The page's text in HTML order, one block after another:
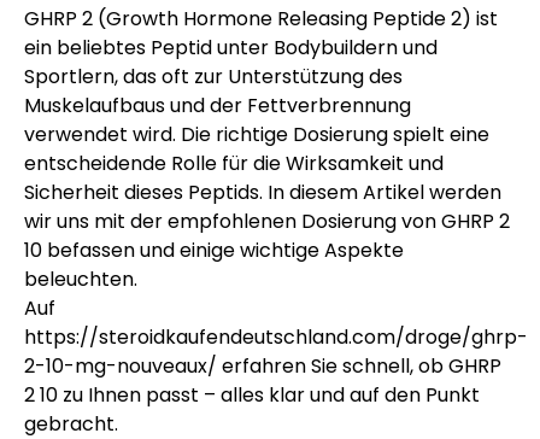
GHRP 2 (Growth Hormone Releasing Peptide 2) ist
ein beliebtes Peptid unter Bodybuildern und
Sportlern, das oft zur Unterstützung des
Muskelaufbaus und der Fettverbrennung
verwendet wird. Die richtige Dosierung spielt eine
entscheidende Rolle für die Wirksamkeit und
Sicherheit dieses Peptids. In diesem Artikel werden
wir uns mit der empfohlenen Dosierung von GHRP 2
10 befassen und einige wichtige Aspekte
beleuchten.
Auf
https://steroidkaufendeutschland.com/droge/ghrp-
2-10-mg-nouveaux/ erfahren Sie schnell, ob GHRP
2 10 zu Ihnen passt – alles klar und auf den Punkt
gebracht.